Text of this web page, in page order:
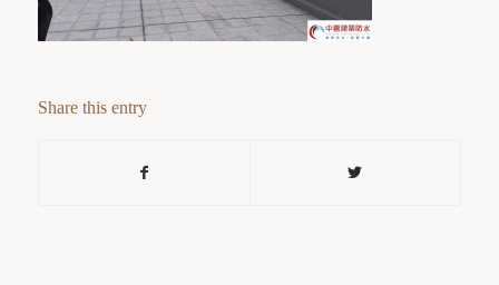
Share this entry